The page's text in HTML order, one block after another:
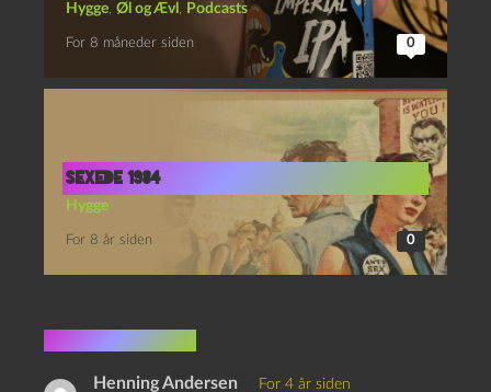
Hygge, Øl og Ævl , Podcasts
For 8 måneder siden 0
Sexede 1984
Hygge
For 8 år siden 0
2 kommentarer
Henning Andersen For 4 år siden